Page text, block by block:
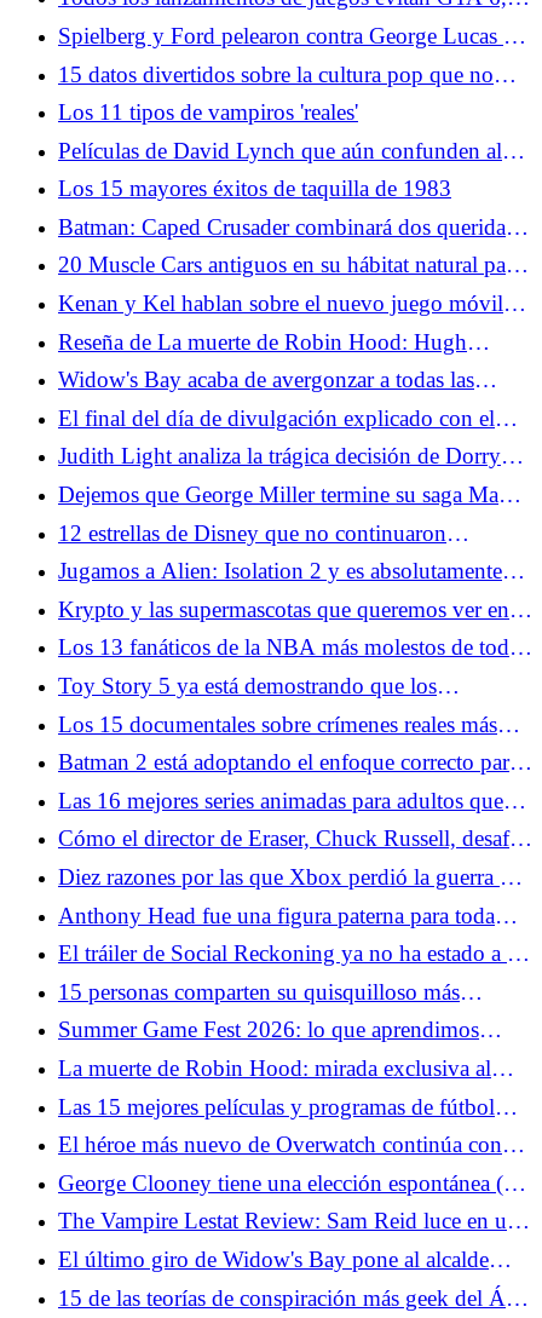
excepto dos gigantes de la cultura pop
Spielberg y Ford pelearon contra George Lucas en
la peor secuela de Indiana Jones (y perdieron)
15 datos divertidos sobre la cultura pop que no
aprendiste en la escuela
Los 11 tipos de vampiros 'reales'
Películas de David Lynch que aún confunden al
público
Los 15 mayores éxitos de taquilla de 1983
Batman: Caped Crusader combinará dos queridas
historias de Batman en la temporada 2
20 Muscle Cars antiguos en su hábitat natural para
todos los amantes de los engranajes
Kenan y Kel hablan sobre el nuevo juego móvil
Fizzy y la expansión de su marca
Reseña de La muerte de Robin Hood: Hugh
Jackman lidera una elegía maravillosamente brutal
Widow's Bay acaba de avergonzar a todas las
últimas chicas
El final del día de divulgación explicado con el
guionista
Judith Light analiza la trágica decisión de Dorry
sobre El terror: el diablo de plata
Dejemos que George Miller termine su saga Mad
Max
12 estrellas de Disney que no continuaron
actuando
Jugamos a Alien: Isolation 2 y es absolutamente
aterrador
Krypto y las supermascotas que queremos ver en el
DCU
Los 13 fanáticos de la NBA más molestos de todos
los tiempos
Toy Story 5 ya está demostrando que los
escépticos están equivocados
Los 15 documentales sobre crímenes reales más
aterradores
Batman 2 está adoptando el enfoque correcto para
The Penguin
Las 16 mejores series animadas para adultos que
probablemente nunca hayas visto
Cómo el director de Eraser, Chuck Russell, desafió
a Arnold Schwarzenegger
Diez razones por las que Xbox perdió la guerra de
las consolas
Anthony Head fue una figura paterna para toda
una generación de fanáticos del género
El tráiler de Social Reckoning ya no ha estado a la
altura de la red social
15 personas comparten su quisquilloso más
pedante de Star Wars
Summer Game Fest 2026: lo que aprendimos
sobre Resident Evil Veronica
La muerte de Robin Hood: mirada exclusiva al
Desenmascaramiento de una leyenda de Hugh
Jackman
Las 15 mejores películas y programas de fútbol
para ponerte de humor para la Copa Mundial
El héroe más nuevo de Overwatch continúa con
los errores de diseño de personajes del juego
George Clooney tiene una elección espontánea (y
sólida) para el próximo James Bond
The Vampire Lestat Review: Sam Reid luce en una
nueva y ambiciosa "Entrevista" Capítulo
El último giro de Widow's Bay pone al alcalde
Tom en una situación imposible
15 de las teorías de conspiración más geek del Área